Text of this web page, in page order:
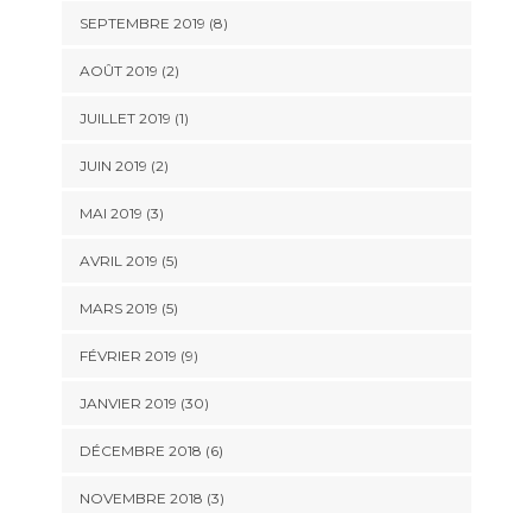
SEPTEMBRE 2019 (8)
AOÛT 2019 (2)
JUILLET 2019 (1)
JUIN 2019 (2)
MAI 2019 (3)
AVRIL 2019 (5)
MARS 2019 (5)
FÉVRIER 2019 (9)
JANVIER 2019 (30)
DÉCEMBRE 2018 (6)
NOVEMBRE 2018 (3)